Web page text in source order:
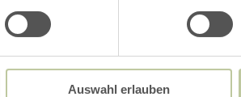
Auswahl erlauben